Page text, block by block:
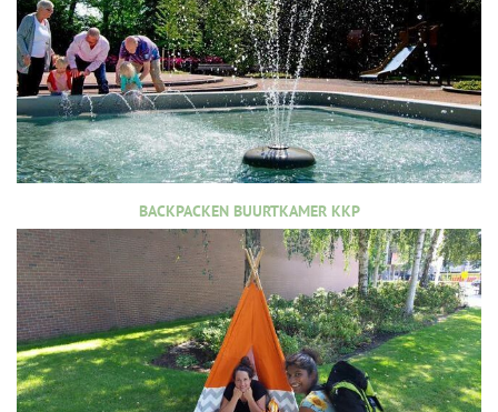
BACKPACKEN BUURTKAMER KKP